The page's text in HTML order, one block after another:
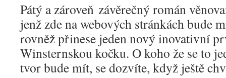
Pátý a zároveň závěrečný román
jenž zde na webových stránkách bude
rovněž přinese jeden nový inovativní
Winsternskou kočku. O koho že se to
tvor bude mít, se dozvíte, když ještě